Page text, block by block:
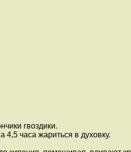
гвоздики.
4,5 часа жариться в духовку.